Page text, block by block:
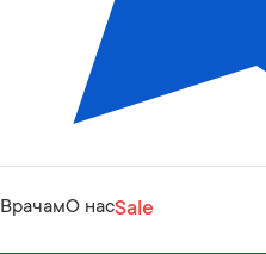
ВрачамО насSale